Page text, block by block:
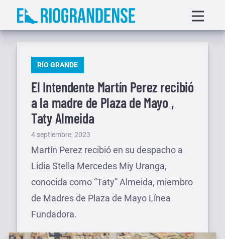
Saltar
menu
PUBLICADO
RÍO GRANDE
El Intendente Martín Perez recibió
a la madre de Plaza de Mayo ,
Taty Almeida
Publicado
el
4 septiembre, 2023
Martín Perez recibió en su despacho a
Lidia Stella Mercedes Miy Uranga,
conocida como “Taty” Almeida, miembro
de Madres de Plaza de Mayo Línea
Fundadora.